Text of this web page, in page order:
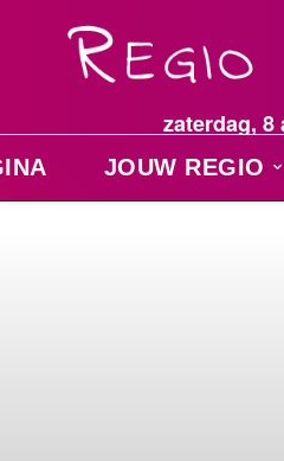
zaterdag, 8
JOUW REGIO